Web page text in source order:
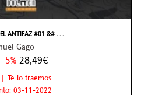
ANTIFAZ #01 &# . . .
Gago
-5% 28,49€
| Te lo traemos
03-11-2022